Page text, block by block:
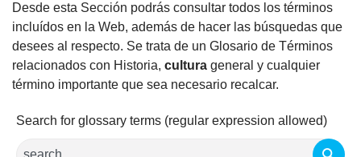
Desde esta Sección podrás consultar todos los términos
incluídos en la Web, además de hacer las búsquedas que
desees al respecto. Se trata de un Glosario de Términos
relacionados con Historia, cultura general y cualquier
término importante que sea necesario recalcar.
Search for glossary terms (regular expression allowed)